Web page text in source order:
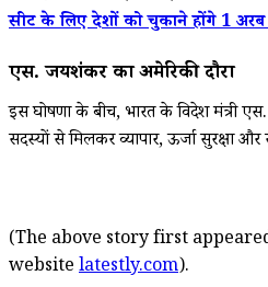
सीट के लिए देशों को चुकाने होंगे 1 अरब
एस. जयशंकर का अमेरिकी दौरा
इस घोषणा के बीच, भारत के विदेश मंत्री
सदस्यों से मिलकर व्यापार, ऊर्जा
(The above story first
website latestly.com).